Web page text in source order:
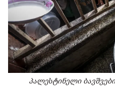
პალესტინელი